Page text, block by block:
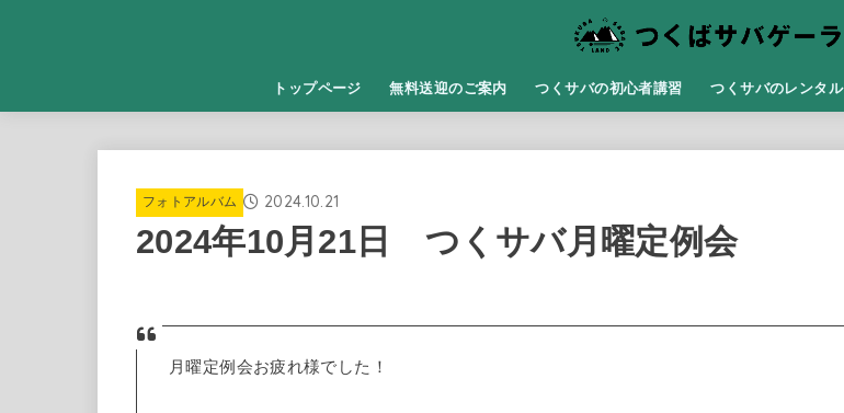
トップページ 無料送迎のご案内 つくサバの初心者講習 つくサバのレンタル
フォトアルバム 2024.10.21
2024年10月21日 つくサバ月曜定例会
月曜定例会お疲れ様でした！